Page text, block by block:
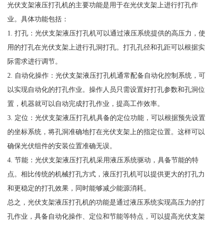
光伏支架液压打孔机的主要功能是用于在光伏支架上进行打孔作
业。具体功能包括：
1. 打孔：光伏支架液压打孔机可以通过液压系统提供的高压力，使
用的打孔在光伏支架上进行孔洞打孔。打孔孔径和孔距可以根据实
际需求进行调节。
2. 自动化操作：光伏支架液压打孔机通常配备自动化控制系统，可
以实现自动化的打孔作业。操作人员只需设置好打孔参数和孔洞位
置，机器就可以自动完成打孔作业，提高工作效率。
3. 定位：光伏支架液压打孔机具备的定位功能，可以根据预先设置
的坐标系统，将孔洞准确地打在光伏支架上的指定位置。这样可以
确保光伏组件的安装位置准确无误。
4. 节能：光伏支架液压打孔机采用液压系统驱动，具备节能的特
点。相比传统的机械打孔方式，液压打孔机可以提供更大的打孔力
和更稳定的打孔效果，同时能够减少能源消耗。
总之，光伏支架液压打孔机的功能是通过液压系统实现高压力的打
孔作业，具备自动化操作、定位和节能等特点，可以提高光伏支架